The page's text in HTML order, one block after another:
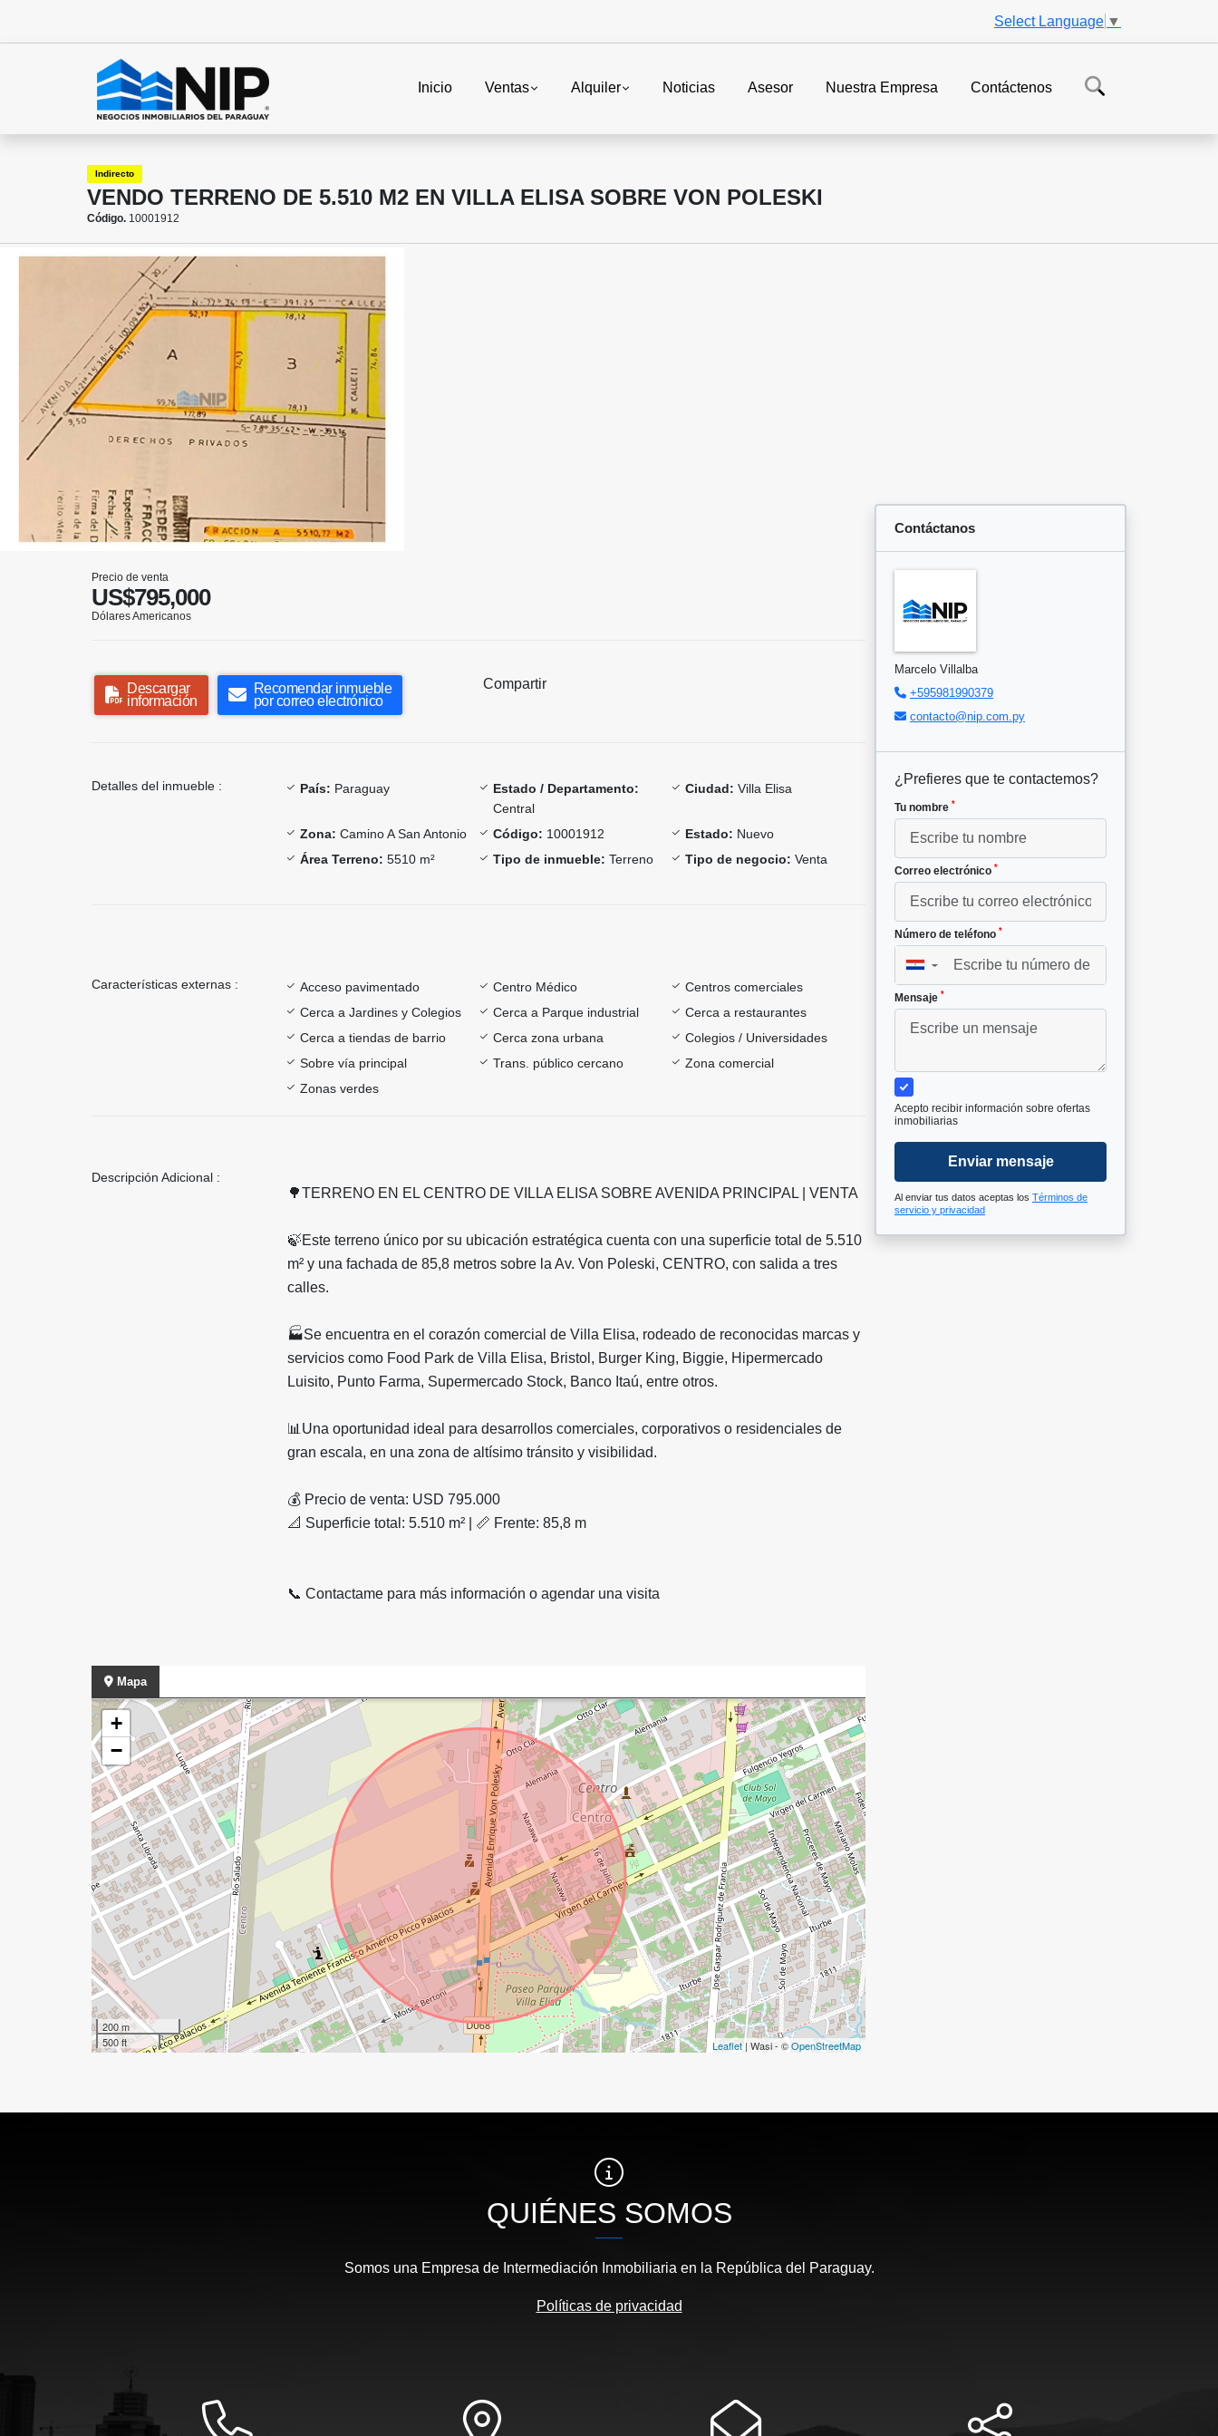
Select Language ▼
Inicio Ventas Alquiler Noticias Asesor Nuestra Empresa Contáctenos
Indirecto
VENDO TERRENO DE 5.510 M2 EN VILLA ELISA SOBRE VON POLESKI
Código. 10001912
Precio de venta
US$795,000
Dólares Americanos
Descargar
información
Recomendar inmueble
por correo electrónico
Compartir
Detalles del inmueble : País: Paraguay
Estado / Departamento:
Central
Ciudad: Villa Elisa
Zona: Camino A San Antonio Código: 10001912 Estado: Nuevo
Área Terreno: 5510 m² Tipo de inmueble: Terreno Tipo de negocio: Venta
Características externas : Acceso pavimentado Centro Médico
Centros comerciales
Cerca a Jardines y Colegios
Cerca a Parque industrial
Cerca a restaurantes
Cerca a tiendas de barrio
Cerca zona urbana
Colegios / Universidades
Sobre vía principal
Trans. público cercano
Zona comercial
Zonas verdes
Descripción Adicional :
🌳TERRENO EN EL CENTRO DE VILLA ELISA SOBRE AVENIDA PRINCIPAL | VENTA
🍃Este terreno único por su ubicación estratégica cuenta con una superficie total de 5.510
m² y una fachada de 85,8 metros sobre la Av. Von Poleski, CENTRO, con salida a tres
calles.
🏭Se encuentra en el corazón comercial de Villa Elisa, rodeado de reconocidas marcas y
servicios como Food Park de Villa Elisa, Bristol, Burger King, Biggie, Hipermercado
Luisito, Punto Farma, Supermercado Stock, Banco Itaú, entre otros.
📊Una oportunidad ideal para desarrollos comerciales, corporativos o residenciales de
gran escala, en una zona de altísimo tránsito y visibilidad.
💰 Precio de venta: USD 795.000
📐 Superficie total: 5.510 m² | 📏 Frente: 85,8 m
📞 Contactame para más información o agendar una visita
Mapa
+
−
200 m
500 ft
Leaflet| Wasi - ©OpenStreetMap
Contáctanos
Marcelo Villalba
+595981990379
contacto@nip.com.py
¿Prefieres que te contactemos?
Tu nombre *
Correo electrónico *
Número de teléfono *
▼
Mensaje *
Acepto recibir información sobre ofertas
inmobiliarias
Enviar mensaje
Al enviar tus datos aceptas los Términos de
servicio y privacidad
QUIÉNES SOMOS
Somos una Empresa de Intermediación Inmobiliaria en la República del Paraguay.
Políticas de privacidad